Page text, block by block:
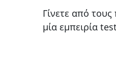
Γίνετε από
μία εμπειρία